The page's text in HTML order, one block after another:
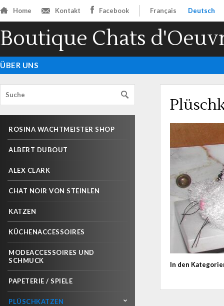
Home Kontakt Facebook Français Deutsch
Boutique Chats
ÜBER UNS
ROSINA WACHTMEISTER SHOP
ALBERT DUBOUT
ALEX CLARK
CHAT NOIR VON STEINLEN
KATZEN
KÜCHENACCESSOIRES
MODEACCESSOIRES UND
SCHMUCK
PAPETERIE / SPIELE
PLÜSCHKATZEN
In den